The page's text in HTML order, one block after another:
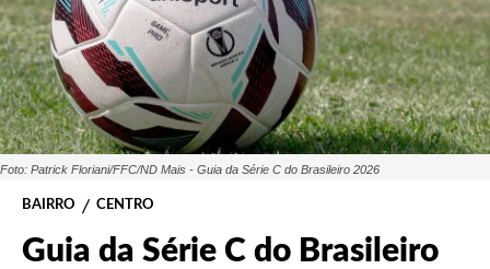
Foto: Patrick Floriani/FFC/ND Mais - Guia da Série C do Brasileiro 2026
BAIRRO CENTRO
Guia da Série C do Brasileiro